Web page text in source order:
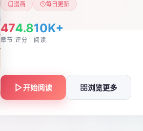
漫画 每日更新
47
章节
4.8
评分
10K+
阅读
开始阅读 浏览更多